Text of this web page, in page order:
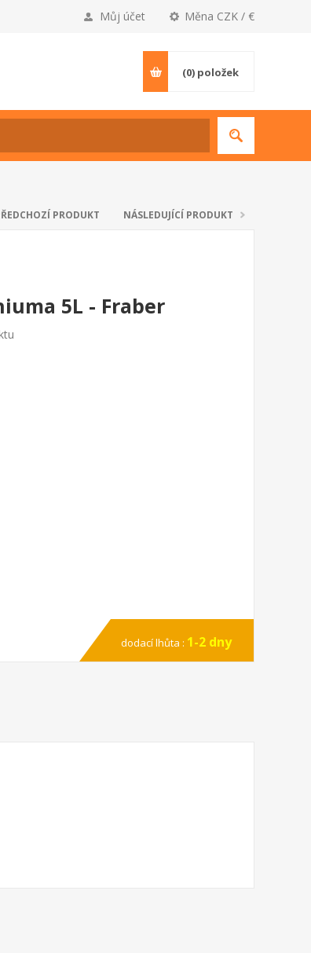
Měna CZK / €
Můj účet
(0) položek
PRODUKT NÁSLEDUJÍCÍ PRODUKT
5L - Fraber
dodací lhůta : 1-2 dny